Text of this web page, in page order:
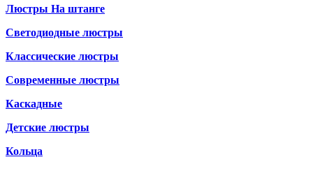
Люстры На штанге
Светодиодные люстры
Классические люстры
Современные люстры
Каскадные
Детские люстры
Кольца